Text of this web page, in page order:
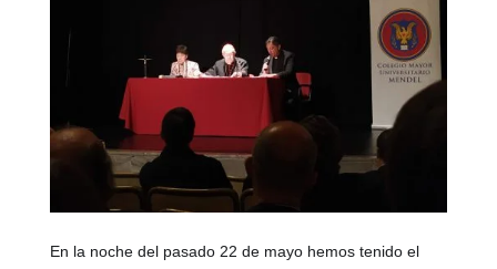
En la noche del pasado 22 de mayo hemos tenido el